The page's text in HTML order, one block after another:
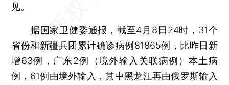
见。
据国家卫健委通报，截至4月8日24时，31个
省份和新疆兵团累计确诊病例81865例，比昨日新
增63例，广东2例（境外输入关联病例）本土病
例，61例由境外输入，其中黑龙江再由俄罗斯输入